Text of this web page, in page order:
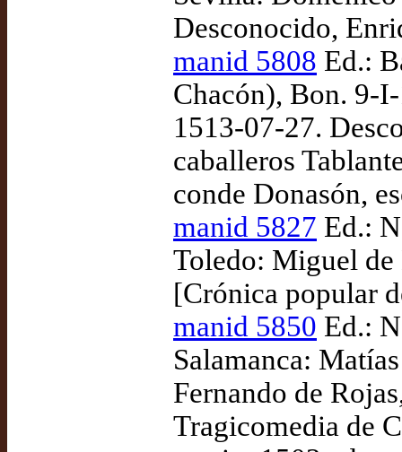
Desconocido,
manid 5808 Ed.:
Chacón), Bon. 9-
1513-07-27.
caballeros
conde Donasón,
manid 5827 Ed.:
Toledo: Miguel
[Crónica popular
manid 5850 Ed.:
Salamanca:
Fernando de
Tragicomedia de